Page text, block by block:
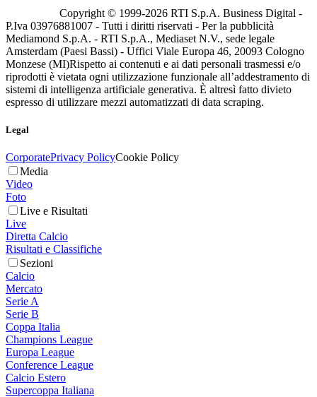
Copyright © 1999-2026 RTI S.p.A. Business Digital -
P.Iva 03976881007 - Tutti i diritti riservati - Per la pubblicità
Mediamond S.p.A. - RTI S.p.A., Mediaset N.V., sede legale
Amsterdam (Paesi Bassi) - Uffici Viale Europa 46, 20093 Cologno
Monzese (MI)Rispetto ai contenuti e ai dati personali trasmessi e/o
riprodotti è vietata ogni utilizzazione funzionale all’addestramento di
sistemi di intelligenza artificiale generativa. È altresì fatto divieto
espresso di utilizzare mezzi automatizzati di data scraping.
Legal
CorporatePrivacy PolicyCookie Policy
Media
Video
Foto
Live e Risultati
Live
Diretta Calcio
Risultati e Classifiche
Sezioni
Calcio
Mercato
Serie A
Serie B
Coppa Italia
Champions League
Europa League
Conference League
Calcio Estero
Supercoppa Italiana